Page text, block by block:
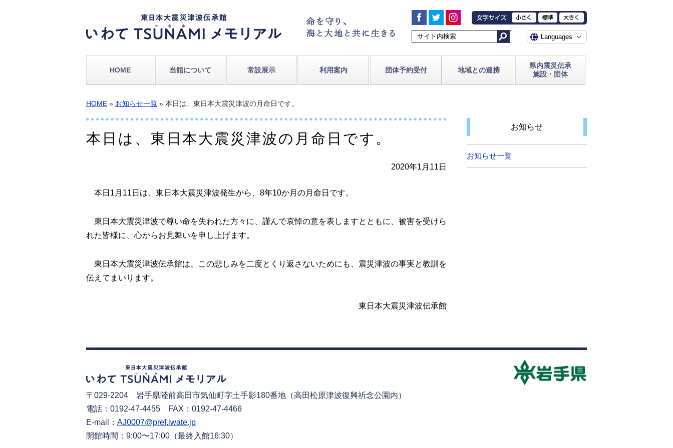
HOME 当館について 常設展示 利用案内 団体予約受付 地域との連携
県内震災伝承
施設・団体
HOME » お知らせ一覧 » 本日は、東日本大震災津波の月命日です。
本日は、東日本大震災津波の月命日です。
2020年1月11日
本日1月11日は、東日本大震災津波発生から、8年10か月の月命日です。
東日本大震災津波で尊い命を失われた方々に、謹んで哀悼の意を表しますとともに、被害を受けら
れた皆様に、心からお見舞いを申し上げます。
東日本大震災津波伝承館は、この悲しみを二度とくり返さないためにも、震災津波の事実と教訓を
伝えてまいります。
東日本大震災津波伝承館
お知らせ
お知らせ一覧
〒029-2204 岩手県陸前高田市気仙町字土手影180番地 （高田松原津波復興祈念公園内）
電話：0192-47-4455 FAX：0192-47-4466
E-mail： AJ0007@pref.iwate.jp
開館時間：9:00〜17:00 （最終入館16:30）